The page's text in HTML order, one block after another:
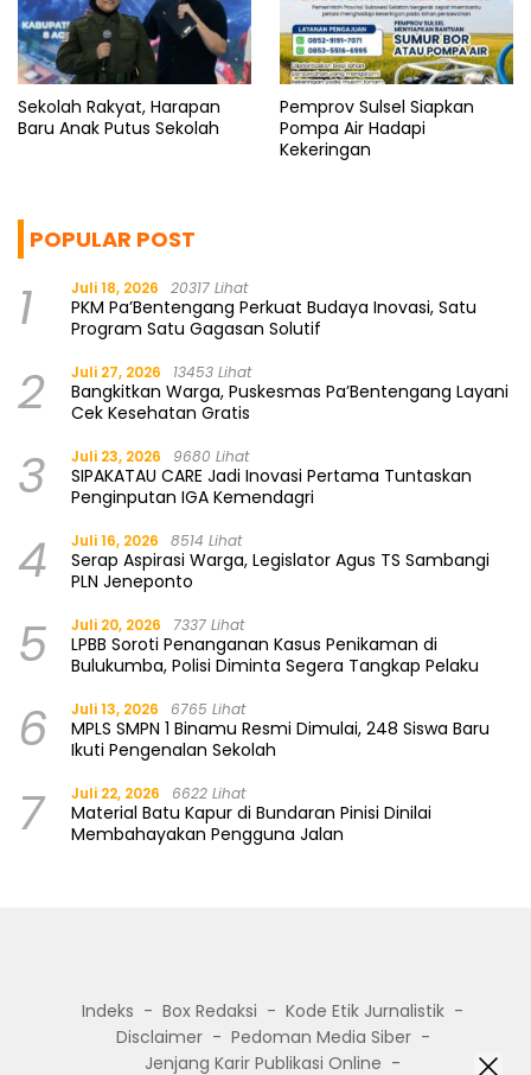
Sekolah Rakyat, Harapan
Baru Anak Putus Sekolah
Pemprov Sulsel Siapkan
Pompa Air Hadapi
Kekeringan
POPULAR POST
1 Juli 18, 2026 20317 Lihat
PKM Pa’Bentengang Perkuat Budaya Inovasi, Satu
Program Satu Gagasan Solutif
2 Juli 27, 2026 13453 Lihat
Bangkitkan Warga, Puskesmas Pa’Bentengang Layani
Cek Kesehatan Gratis
3 Juli 23, 2026 9680 Lihat
SIPAKATAU CARE Jadi Inovasi Pertama Tuntaskan
Penginputan IGA Kemendagri
4 Juli 16, 2026 8514 Lihat
Serap Aspirasi Warga, Legislator Agus TS Sambangi
PLN Jeneponto
5 Juli 20, 2026 7337 Lihat
LPBB Soroti Penanganan Kasus Penikaman di
Bulukumba, Polisi Diminta Segera Tangkap Pelaku
6 Juli 13, 2026 6765 Lihat
MPLS SMPN 1 Binamu Resmi Dimulai, 248 Siswa Baru
Ikuti Pengenalan Sekolah
7 Juli 22, 2026 6622 Lihat
Material Batu Kapur di Bundaran Pinisi Dinilai
Membahayakan Pengguna Jalan
Indeks Box Redaksi
Kode Etik Jurnalistik
Disclaimer
Pedoman Media Siber
Jenjang Karir Publikasi Online